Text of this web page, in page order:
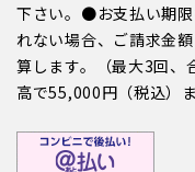
下さい。●お支払い期
れない場合、ご請求金
算します。（最大3回、
高で55,000円（税込）